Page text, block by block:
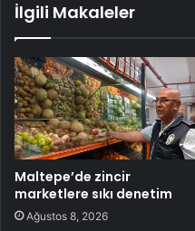
İlgili Makaleler
Maltepe’de zincir
marketlere sıkı denetim
Ağustos 8, 2026